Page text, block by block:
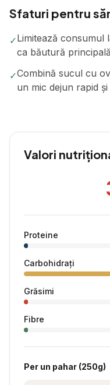
Sfaturi pentru
✓Limitează consumul
ca băutură
✓Combină sucul cu
un mic dejun rapid și
Valori
Proteine
Carbohidrați
Grăsimi
Fibre
Per un pahar (250g)